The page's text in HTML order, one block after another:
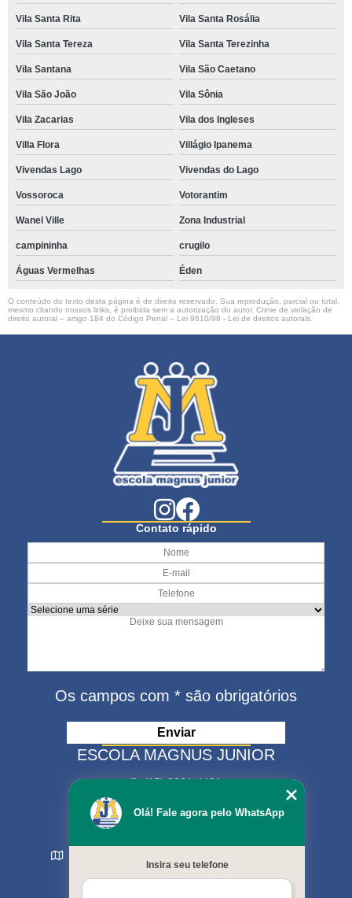
Vila Santa Rita Vila Santa Rosália
Vila Santa Tereza Vila Santa Terezinha
Vila Santana Vila São Caetano
Vila São João Vila Sônia
Vila Zacarias Vila dos Ingleses
Villa Flora Villágio Ipanema
Vivendas Lago Vivendas do Lago
Vossoroca Votorantim
Wanel Ville Zona Industrial
campininha crugilo
Águas Vermelhas Éden
O conteúdo do texto desta página é de direito reservado. Sua reprodução, parcial ou total,
mesmo citando nossos links, é proibida sem a autorização do autor. Crime de violação de
direito autoral – artigo 184 do Código Penal – Lei 9610/98 - Lei de direitos autorais
Contato rápido
Os campos com * são obrigatórios
ESCOLA MAGNUS JUNIOR
(15) 3321-4401
(15) 99630-9333
matriculas@escolamagnus.com.br
Sorocaba - SP - CEP: 18044-130
MENU
Olá! Fale agora pelo WhatsApp
Insira seu telefone